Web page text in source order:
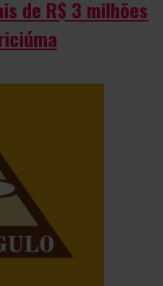
de R$ 3 milhões